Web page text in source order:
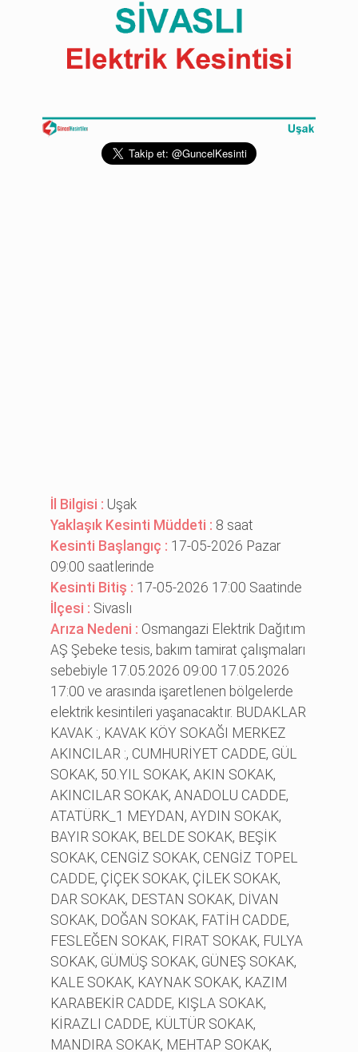
İl Bilgisi : Uşak
Yaklaşık Kesinti Müddeti : 8 saat
Kesinti Başlangıç : 17-05-2026 Pazar
09:00 saatlerinde
Kesinti Bitiş : 17-05-2026 17:00 Saatinde
İlçesi : Sivaslı
Arıza Nedeni : Osmangazi Elektrik Dağıtım
AŞ Şebeke tesis, bakım tamirat çalışmaları
sebebiyle 17.05.2026 09:00 17.05.2026
17:00 ve arasında işaretlenen bölgelerde
elektrik kesintileri yaşanacaktır. BUDAKLAR
KAVAK :, KAVAK KÖY SOKAĞI MERKEZ
AKINCILAR :, CUMHURİYET CADDE, GÜL
SOKAK, 50.YIL SOKAK, AKIN SOKAK,
AKINCILAR SOKAK, ANADOLU CADDE,
ATATÜRK_1 MEYDAN, AYDIN SOKAK,
BAYIR SOKAK, BELDE SOKAK, BEŞİK
SOKAK, CENGİZ SOKAK, CENGİZ TOPEL
CADDE, ÇİÇEK SOKAK, ÇİLEK SOKAK,
DAR SOKAK, DESTAN SOKAK, DİVAN
SOKAK, DOĞAN SOKAK, FATİH CADDE,
FESLEĞEN SOKAK, FIRAT SOKAK, FULYA
SOKAK, GÜMÜŞ SOKAK, GÜNEŞ SOKAK,
KALE SOKAK, KAYNAK SOKAK, KAZIM
KARABEKİR CADDE, KIŞLA SOKAK,
KİRAZLI CADDE, KÜLTÜR SOKAK,
MANDIRA SOKAK, MEHTAP SOKAK,